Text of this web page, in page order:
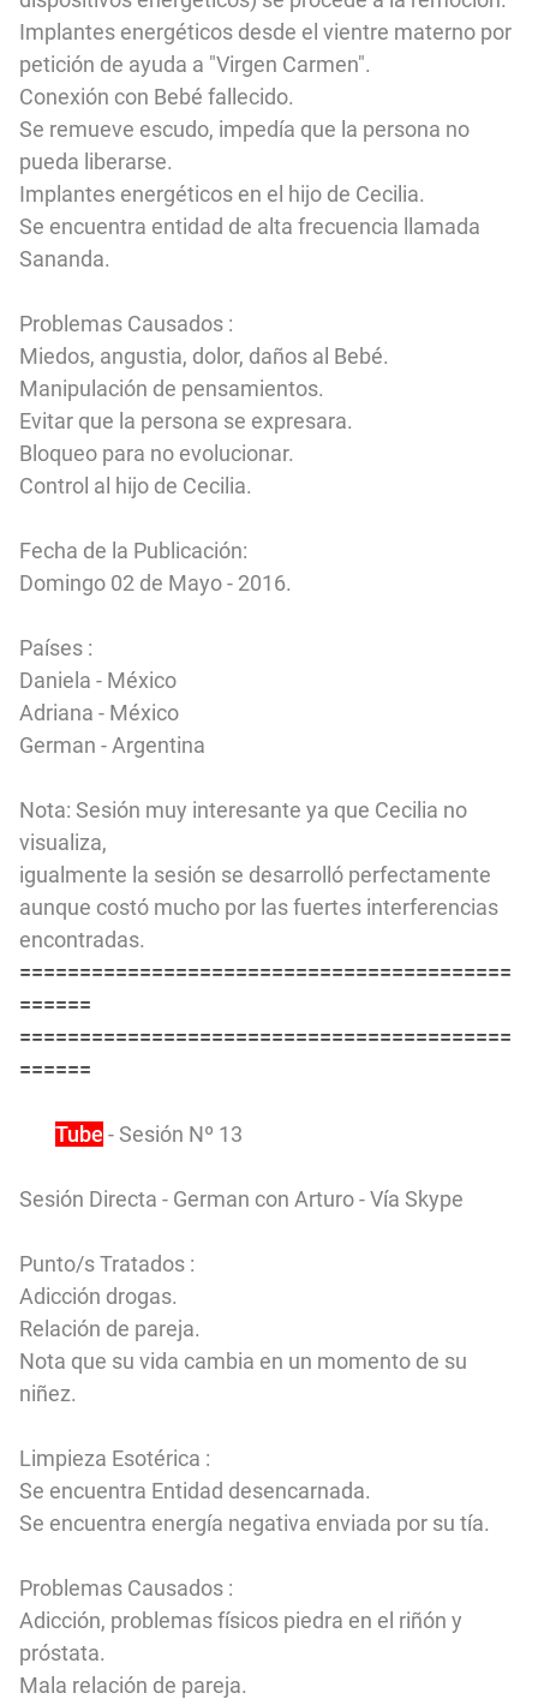
Implantes energéticos desde el vientre materno por
petición de ayuda a "Virgen Carmen".
Conexión con Bebé fallecido.
Se remueve escudo, impedía que la persona no
pueda liberarse.
Implantes energéticos en el hijo de Cecilia.
Se encuentra entidad de alta frecuencia llamada
Sananda.
Problemas Causados :
Miedos, angustia, dolor, daños al Bebé.
Manipulación de pensamientos.
Evitar que la persona se expresara.
Bloqueo para no evolucionar.
Control al hijo de Cecilia.
Fecha de la Publicación:
Domingo 02 de Mayo - 2016.
Países :
Daniela - México
Adriana - México
German - Argentina
Nota: Sesión muy interesante ya que Cecilia no
visualiza,
igualmente la sesión se desarrolló perfectamente
aunque costó mucho por las fuertes interferencias
encontradas.
=========================================
======
=========================================
======
Tube - Sesión Nº 13
Sesión Directa - German con Arturo - Vía Skype
Punto/s Tratados :
Adicción drogas.
Relación de pareja.
Nota que su vida cambia en un momento de su
niñez.
Limpieza Esotérica :
Se encuentra Entidad desencarnada.
Se encuentra energía negativa enviada por su tía.
Problemas Causados :
Adicción, problemas físicos piedra en el riñón y
próstata.
Mala relación de pareja.